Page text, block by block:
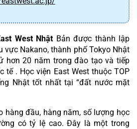
West Nhật Bản được thành lập
vực Nakano, thành phố Tokyo Nhật
hơn 20 năm trong đào tạo và tiếp
tế . Học viện East West thuộc TOP
Nhật tốt nhất tại “đất nước mặt
hàng đầu, hàng năm, số lượng học
có tỷ lệ cao. Đây là một trong